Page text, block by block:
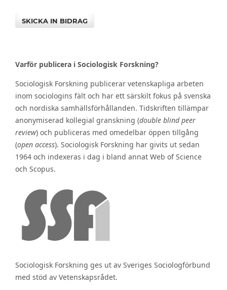
SKICKA IN BIDRAG
Varför publicera i Sociologisk Forskning?
Sociologisk Forskning publicerar vetenskapliga arbeten
inom sociologins fält och har ett särskilt fokus på svenska
och nordiska samhällsförhållanden. Tidskriften tillämpar
anonymiserad kollegial granskning (double blind peer
review) och publiceras med omedelbar öppen tillgång
(open access). Sociologisk Forskning har givits ut sedan
1964 och indexeras i dag i bland annat Web of Science
och Scopus.
Sociologisk Forskning ges ut av Sveriges Sociologförbund
med stöd av Vetenskapsrådet.